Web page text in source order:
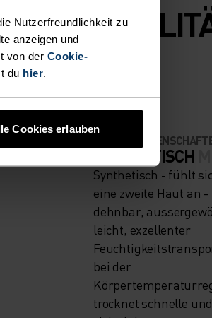
Nutzerfreundlichkeit zu
anzeigen und
von der Cookie-
du hier.
Cookies erlauben
SYNTHETISCH
Synthetisch - fühlt
eine zweite Haut an -
dehnbar,
leicht, exzellenter
bei der
trocknet schnelle